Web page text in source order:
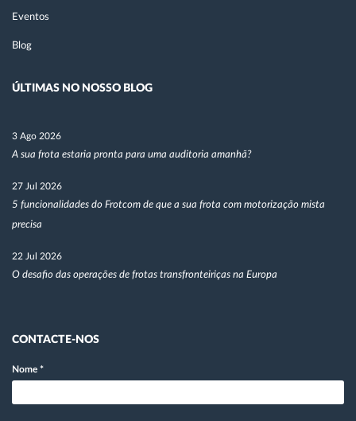
Eventos
Blog
ÚLTIMAS NO NOSSO BLOG
3 Ago 2026
A sua frota estaria pronta para uma auditoria amanhã?
27 Jul 2026
5 funcionalidades do Frotcom de que a sua frota com motorização mista
precisa
22 Jul 2026
O desafio das operações de frotas transfronteiriças na Europa
CONTACTE-NOS
Nome *